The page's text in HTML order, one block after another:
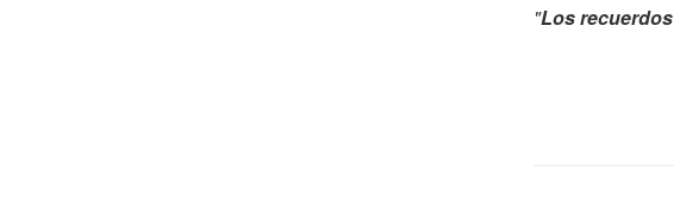
"Los recuerdos